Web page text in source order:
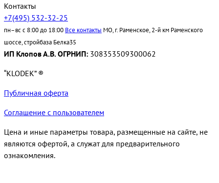
Контакты
+7(495) 532-32-25
пн–вс с 8:00 до 18:00 Все контакты МО, г. Раменское, 2-й км Раменского
шоссе, стройбаза Белка35
ИП Клопов А.В. ОГРНИП: 308353509300062
“KLODEK” ®
Публичная оферта
Соглашение с пользователем
Цена и иные параметры товара, размещенные на сайте, не
являются офертой, а служат для предварительного
ознакомления.